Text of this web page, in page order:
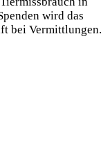
wird das
bei Vermittlungen.